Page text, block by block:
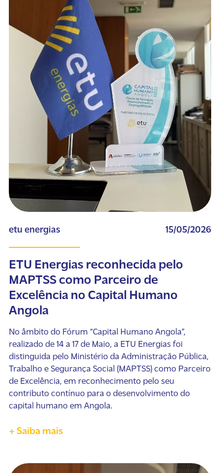
etu energias 15/05/2026
ETU Energias reconhecida pelo
MAPTSS como Parceiro de
Excelência no Capital Humano
Angola
No âmbito do Fórum “Capital Humano Angola”,
realizado de 14 a 17 de Maio, a ETU Energias foi
distinguida pelo Ministério da Administração Pública,
Trabalho e Segurança Social (MAPTSS) como Parceiro
de Excelência, em reconhecimento pelo seu
contributo contínuo para o desenvolvimento do
capital humano em Angola.
+ Saiba mais